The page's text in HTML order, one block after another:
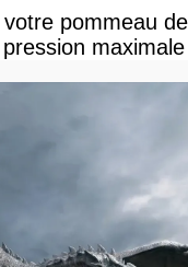
pommeau
maximale